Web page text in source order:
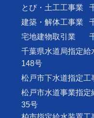
とび・土工工事業
建築・解体工事業
宅地建物取引業
千葉県水道局指定
148号
松戸市下水道指定
松戸市水道事業指
35号